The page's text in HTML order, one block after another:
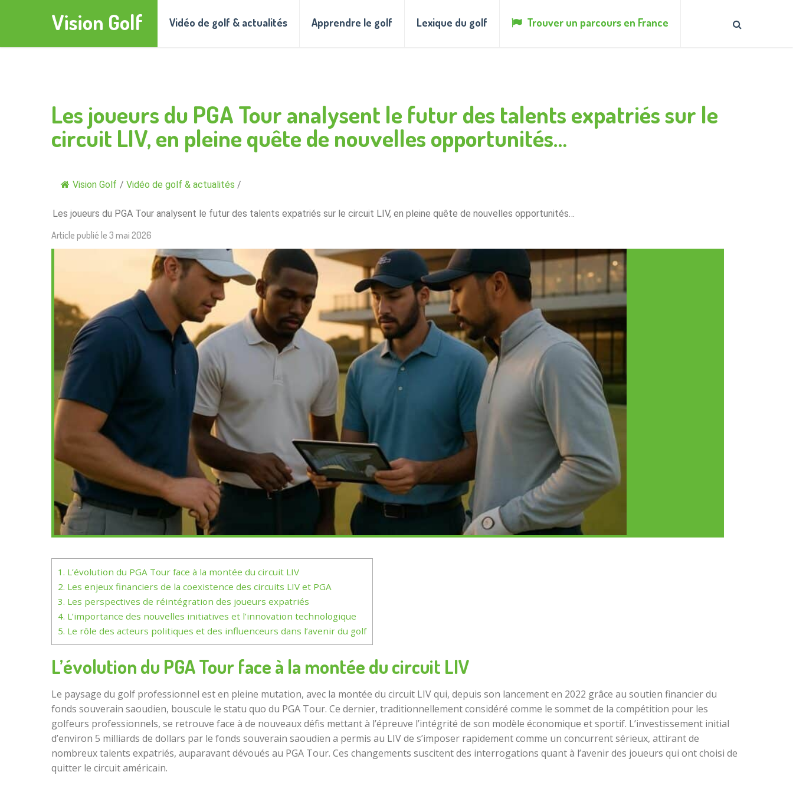
Vision Golf Vidéo de golf & actualités Apprendre le golf Lexique du golf Trouver un parcours en France
Les joueurs du PGA Tour analysent le futur des talents expatriés sur le
circuit LIV, en pleine quête de nouvelles opportunités…
Vision Golf / Vidéo de golf & actualités /
Les joueurs du PGA Tour analysent le futur des talents expatriés sur le circuit LIV, en pleine quête de nouvelles opportunités…
Article publié le 3 mai 2026
1. L’évolution du PGA Tour face à la montée du circuit LIV
2. Les enjeux financiers de la coexistence des circuits LIV et PGA
3. Les perspectives de réintégration des joueurs expatriés
4. L’importance des nouvelles initiatives et l’innovation technologique
5. Le rôle des acteurs politiques et des influenceurs dans l’avenir du golf
L’évolution du PGA Tour face à la montée du circuit LIV
Le paysage du golf professionnel est en pleine mutation, avec la montée du circuit LIV qui, depuis son lancement en 2022 grâce au soutien financier du
fonds souverain saoudien, bouscule le statu quo du PGA Tour. Ce dernier, traditionnellement considéré comme le sommet de la compétition pour les
golfeurs professionnels, se retrouve face à de nouveaux défis mettant à l’épreuve l’intégrité de son modèle économique et sportif. L’investissement initial
d’environ 5 milliards de dollars par le fonds souverain saoudien a permis au LIV de s’imposer rapidement comme un concurrent sérieux, attirant de
nombreux talents expatriés, auparavant dévoués au PGA Tour. Ces changements suscitent des interrogations quant à l’avenir des joueurs qui ont choisi de
quitter le circuit américain.